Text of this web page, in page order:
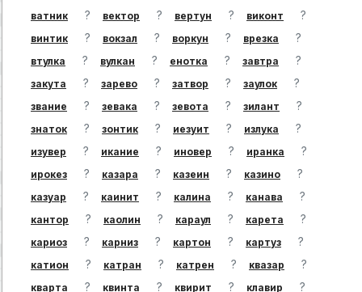
ватник ? вектор ? вертун ? виконт ?
винтик ? вокзал ? воркун ? врезка ?
втулка ? вулкан ? енотка ? завтра ?
закута ? зарево ? затвор ? заулок ?
звание ? зевака ? зевота ? зилант ?
знаток ? зонтик ? иезуит ? излука ?
изувер ? икание ? иновер ? иранка ?
ирокез ? казара ? казеин ? казино ?
казуар ? каинит ? калина ? канава ?
кантор ? каолин ? караул ? карета ?
кариоз ? карниз ? картон ? картуз ?
катион ? катран ? катрен ? квазар ?
кварта ? квинта ? квирит ? клавир ?